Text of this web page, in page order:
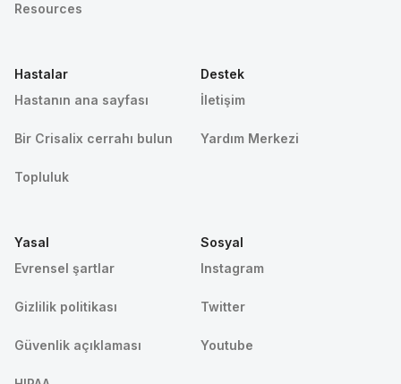
Resources
Hastalar
Hastanın ana sayfası
Bir Crisalix cerrahı bulun
Topluluk
Destek
İletişim
Yardım Merkezi
Yasal
Evrensel şartlar
Gizlilik politikası
Güvenlik açıklaması
Sosyal
Instagram
Twitter
Youtube